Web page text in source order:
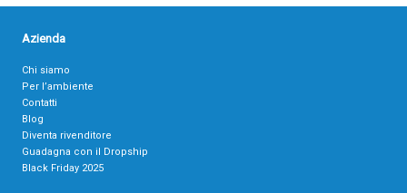
Azienda
Chi siamo
Per l’ambiente
Contatti
Blog
Diventa rivenditore
Guadagna con il Dropship
Black Friday 2025